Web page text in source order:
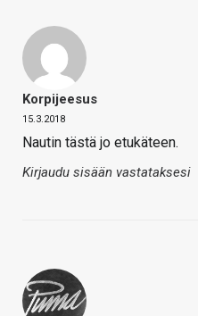
Korpijeesus
15.3.2018
Nautin tästä jo etukäteen.
Kirjaudu sisään vastataksesi